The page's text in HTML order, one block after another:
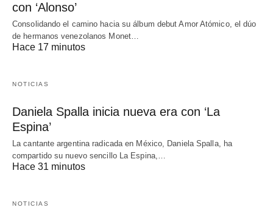
con ‘Alonso’
Consolidando el camino hacia su álbum debut Amor Atómico, el dúo
de hermanos venezolanos Monet…
Hace 17 minutos
NOTICIAS
Daniela Spalla inicia nueva era con ‘La
Espina’
La cantante argentina radicada en México, Daniela Spalla, ha
compartido su nuevo sencillo La Espina,…
Hace 31 minutos
NOTICIAS